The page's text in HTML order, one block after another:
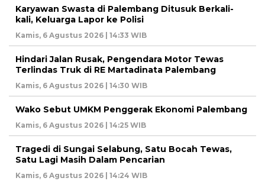
Karyawan Swasta di Palembang Ditusuk Berkali-
kali, Keluarga Lapor ke Polisi
Kamis, 6 Agustus 2026 | 14:33 WIB
Hindari Jalan Rusak, Pengendara Motor Tewas
Terlindas Truk di RE Martadinata Palembang
Kamis, 6 Agustus 2026 | 14:30 WIB
Wako Sebut UMKM Penggerak Ekonomi Palembang
Kamis, 6 Agustus 2026 | 14:25 WIB
Tragedi di Sungai Selabung, Satu Bocah Tewas,
Satu Lagi Masih Dalam Pencarian
Kamis, 6 Agustus 2026 | 14:24 WIB